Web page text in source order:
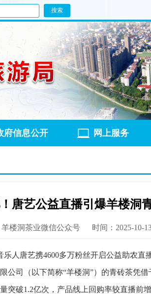
府信息公开 网上服务
唐艺公益直播引爆羊楼洞
楼洞茶业微信公众号 时间：2025-10-
人唐艺携4600多万粉丝开启公益助农
公司（以下简称“羊楼洞”）的青砖茶凭
突破1.2亿次，产品线上回购率较直播前